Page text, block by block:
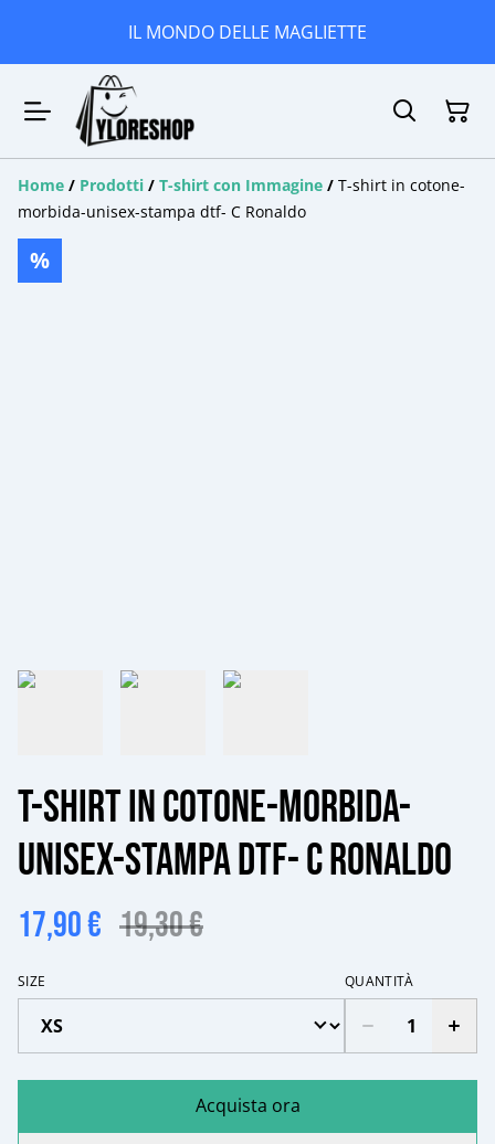
IL MONDO DELLE MAGLIETTE
Home / Prodotti / T-shirt con Immagine / T-shirt in cotone-
morbida-unisex-stampa dtf- C Ronaldo
%
T-shirt in cotone-morbida-
unisex-stampa dtf- C Ronaldo
17,90 € 19,30 €
SIZE QUANTITÀ
Acquista ora